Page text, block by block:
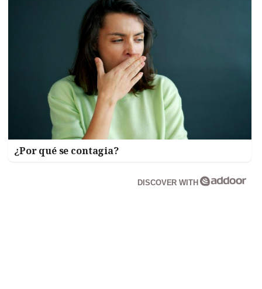
¿Por qué se contagia?
DISCOVER WITH